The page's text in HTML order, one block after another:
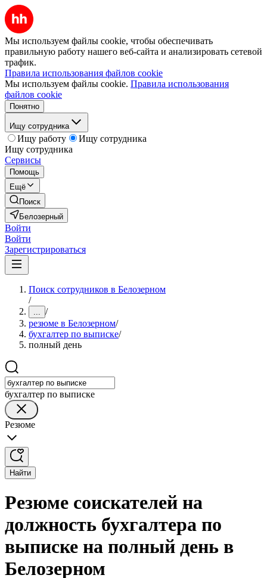
Мы используем файлы cookie, чтобы обеспечивать
правильную работу нашего веб-сайта и анализировать сетевой
трафик.
Правила использования файлов cookie
Мы используем файлы cookie. Правила использования
файлов cookie
Понятно
Ищу сотрудника
Ищу работу
Ищу сотрудника
Ищу сотрудника
Сервисы
Помощь
Ещё
Поиск
Белозерный
Войти
Войти
Зарегистрироваться
Поиск сотрудников в Белозерном
/
... /
резюме в Белозерном/
бухгалтер по выписке/
полный день
бухгалтер по выписке
Резюме
Найти
Резюме соискателей на
должность бухгалтера по
выписке на полный день в
Белозерном